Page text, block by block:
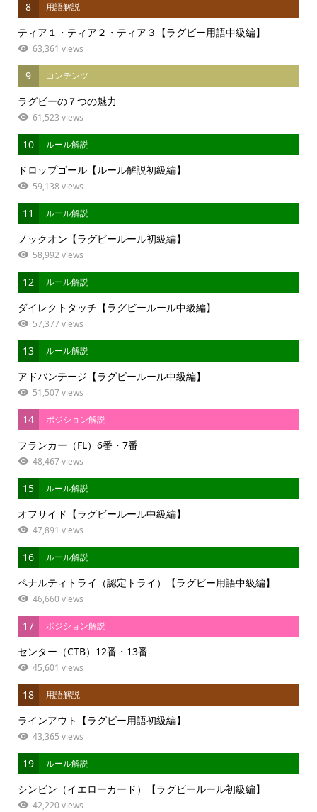
8 用語解説
ティア１・ティア２・ティア３【ラグビー用語中級編】
63,361 views
9 コンテンツ
ラグビーの７つの魅力
61,523 views
10 ルール解説
ドロップゴール【ルール解説初級編】
59,138 views
11 ルール解説
ノックオン【ラグビールール初級編】
58,992 views
12 ルール解説
ダイレクトタッチ【ラグビールール中級編】
57,377 views
13 ルール解説
アドバンテージ【ラグビールール中級編】
51,507 views
14 ポジション解説
フランカー（FL）6番・7番
48,467 views
15 ルール解説
オフサイド【ラグビールール中級編】
47,891 views
16 ルール解説
ペナルティトライ（認定トライ）【ラグビー用語中級編】
46,660 views
17 ポジション解説
センター（CTB）12番・13番
45,601 views
18 用語解説
ラインアウト【ラグビー用語初級編】
43,365 views
19 ルール解説
シンビン（イエローカード）【ラグビールール初級編】
42,220 views